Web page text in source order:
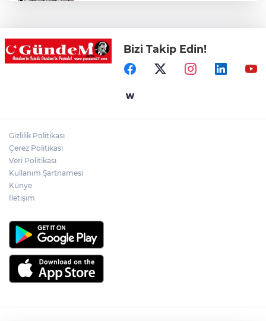
Zonguldak'ta yaya geçidinde kadına
otomobil çarptı!
Bizi Takip Edin!
Gizlilik Politikası
Çerez Politikası
Veri Politikası
Kullanım Şartnamesi
Künye
İletişim